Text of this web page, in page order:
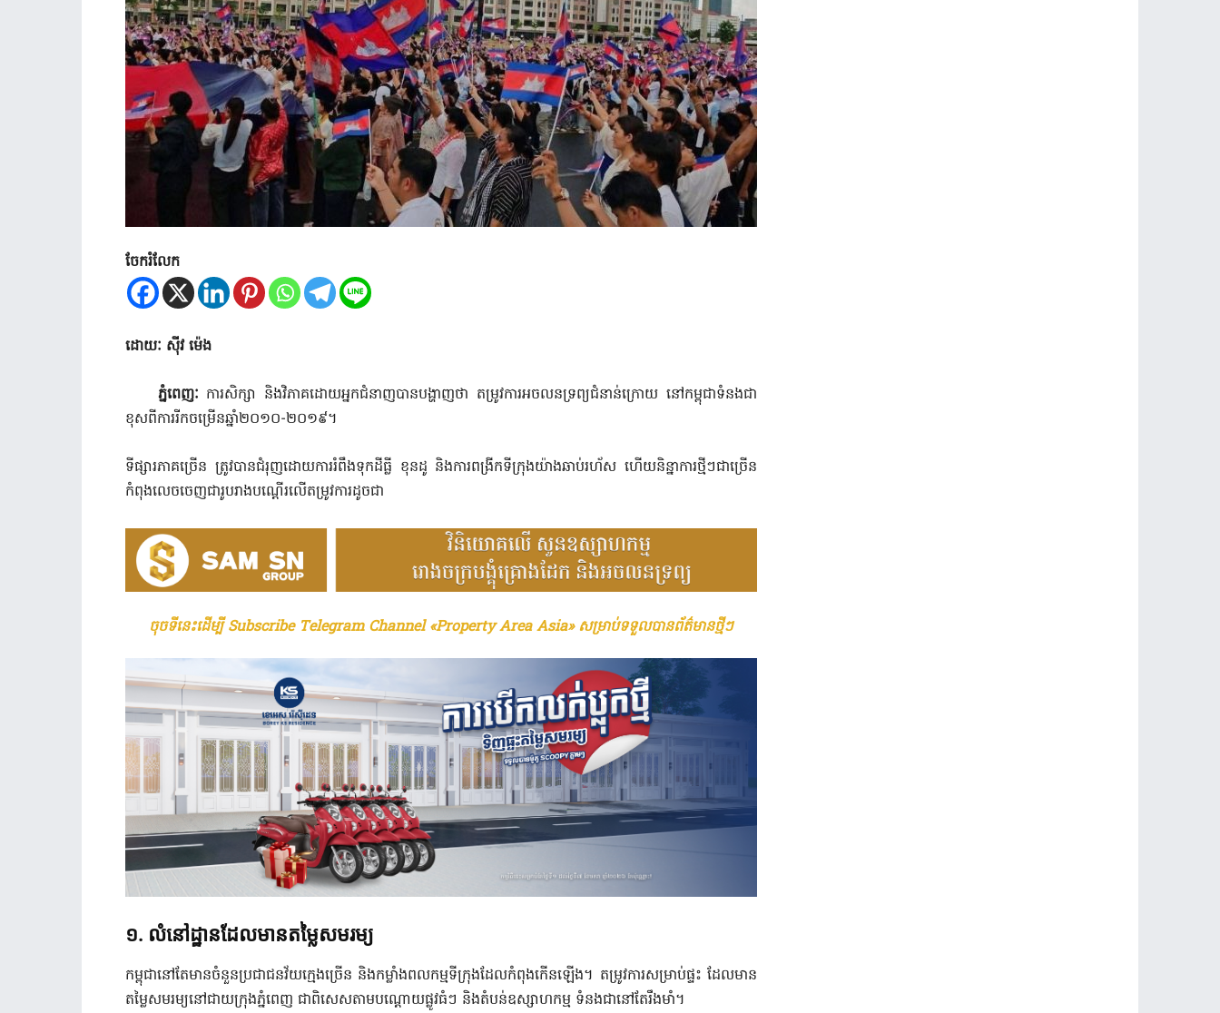
ចែករំលែក
ដោយៈ ស៊ីវ ម៉េង
ភ្នំពេញៈ ការសិក្សា និងវិភាគដោយអ្នកជំនាញបានបង្ហាញថា តម្រូវការអចលនទ្រព្យជំនាន់ក្រោយ នៅកម្ពុជាទំនងជា
ខុសពីការរីកចម្រើនឆ្នាំ២០១០-២០១៩។
ទីផ្សារភាគច្រើន ត្រូវបានជំរុញដោយការរំពឹងទុកដីធ្លី ខុនដូ និងការពង្រីកទីក្រុងយ៉ាងឆាប់រហ័ស ហើយនិន្នាការថ្មីៗជាច្រើន
កំពុងលេចចេញជារូបរាងបណ្តើរលើតម្រូវការដូចជា
ចុចទីនេះដើម្បី Subscribe Telegram Channel «Property Area Asia» សម្រាប់ទទួលបានព័ត៌មានថ្មីៗ
១. លំនៅដ្ឋានដែលមានតម្លៃសមរម្យ
កម្ពុជានៅតែមានចំនួនប្រជាជនវ័យក្មេងច្រើន និងកម្លាំងពលកម្មទីក្រុងដែលកំពុងកើនឡើង។ តម្រូវការសម្រាប់ផ្ទះ ដែលមាន
តម្លៃសមរម្យនៅជាយក្រុងភ្នំពេញ ជាពិសេសតាមបណ្តោយផ្លូវធំៗ និងតំបន់ឧស្សាហកម្ម ទំនងជានៅតែរឹងមាំ។